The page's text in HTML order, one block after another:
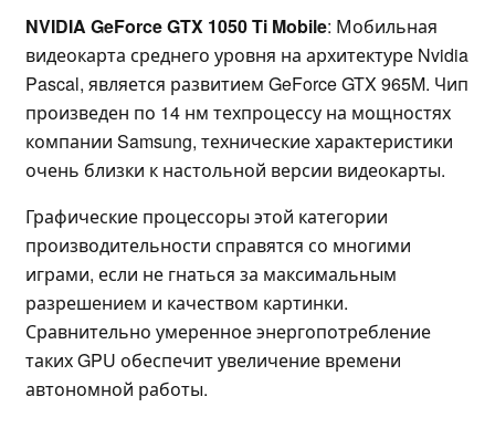
NVIDIA GeForce GTX 1050 Ti Mobile: Мобильная
видеокарта среднего уровня на архитектуре Nvidia
Pascal, является развитием GeForce GTX 965M. Чип
произведен по 14 нм техпроцессу на мощностях
компании Samsung, технические характеристики
очень близки к настольной версии видеокарты.
Графические процессоры этой категории
производительности справятся со многими
играми, если не гнаться за максимальным
разрешением и качеством картинки.
Сравнительно умеренное энергопотребление
таких GPU обеспечит увеличение времени
автономной работы.